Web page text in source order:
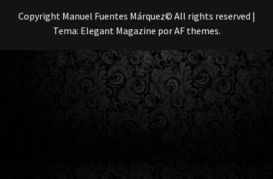
Copyright Manuel Fuentes Márquez© All rights reserved |
Tema: Elegant Magazine porAF themes.